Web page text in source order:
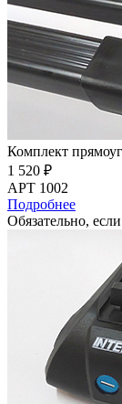
Комплект
1 520 ₽
АРТ 1002
Подробнее
Обязательно,